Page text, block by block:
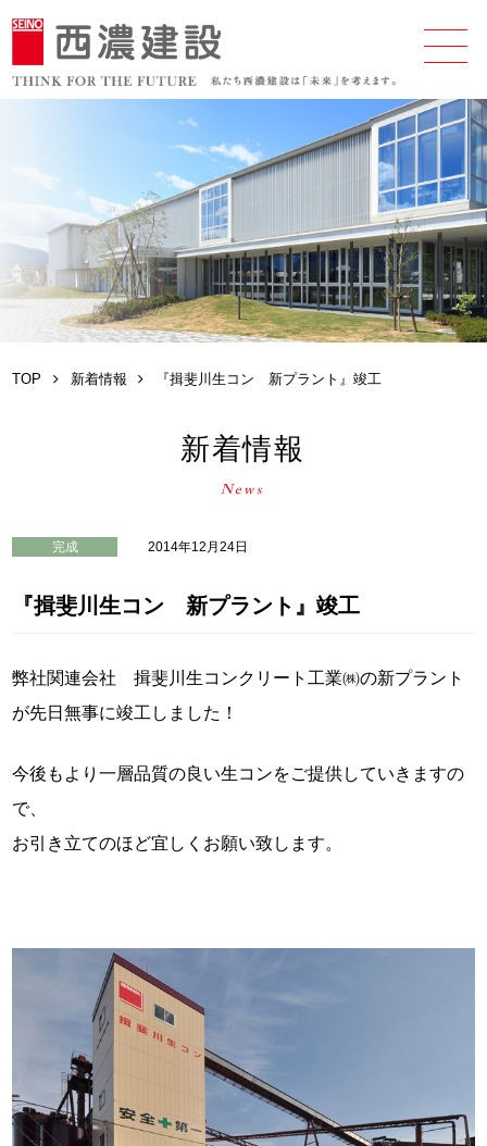
TOP 新着情報 『揖斐川生コン 新プラント』竣工
新着情報
完成 2014年12月24日
『揖斐川生コン 新プラント』竣工
弊社関連会社 揖斐川生コンクリート工業㈱の新プラント
が先日無事に竣工しました！
今後もより一層品質の良い生コンをご提供していきますの
で、
お引き立てのほど宜しくお願い致します。